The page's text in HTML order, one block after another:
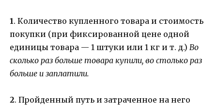
1. Количество купленного товара и стоимость
покупки (при фиксированной цене одной
единицы товара — 1 штуки или 1 кг и т. д.) Во
сколько раз больше товара купили, во столько раз
больше и заплатили.
2. Пройденный путь и затраченное на него